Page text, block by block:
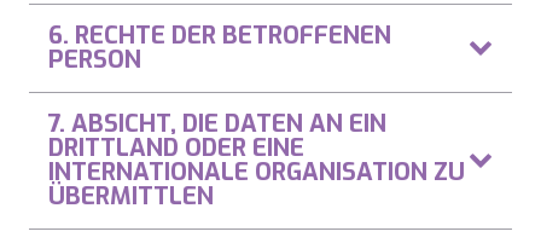
6. RECHTE DER BETROFFENEN
PERSON
7. ABSICHT, DIE DATEN AN EIN
DRITTLAND ODER EINE
INTERNATIONALE ORGANISATION ZU
ÜBERMITTLEN